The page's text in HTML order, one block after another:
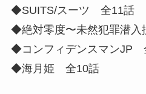
◆SUITS/スーツ 全11話
◆絶対零度〜未然犯罪潜
◆コンフィデンスマンJP
◆海月姫 全10話